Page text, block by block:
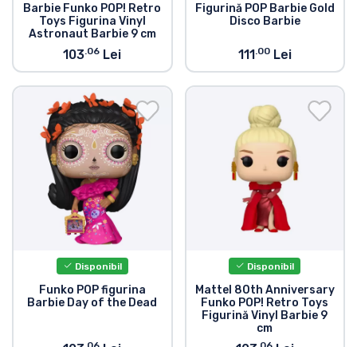
Barbie Funko POP! Retro
Toys Figurina Vinyl
Astronaut Barbie 9 cm
103.06 Lei
Figurină POP Barbie Gold
Disco Barbie
111.00Lei
Disponibil
Funko POP figurina
Barbie Day of the Dead
Disponibil
Mattel 80th Anniversary
Funko POP! Retro Toys
Figurină Vinyl Barbie 9
cm
Sortare după Anime
Sortare după jocuri
Sortare după sport
Sortare după muzică
Tipuri de produse
Mărci